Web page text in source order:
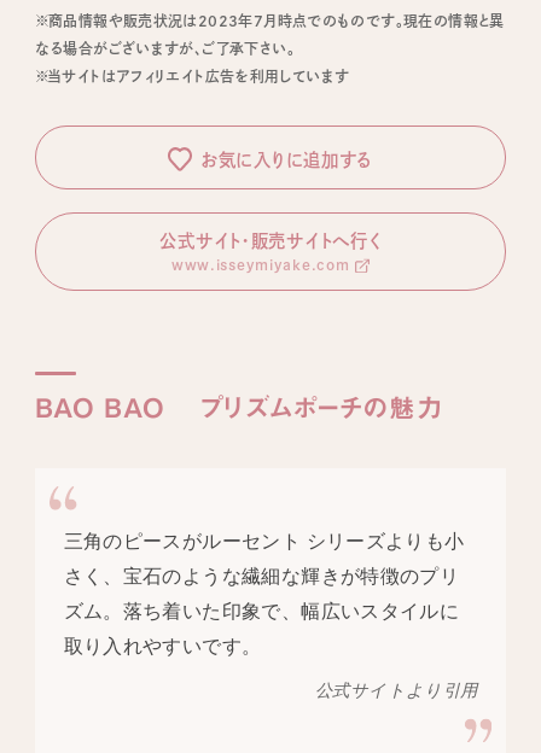
※商品情報や販売状況は2023年7月時点でのものです。現在の情報と異
なる場合がございますが、ご了承下さい。
※当サイトはアフィリエイト広告を利用しています
お気に入りに追加する
公式サイト・販売サイトへ行く
www.isseymiyake.com
BAO BAO プリズムポーチの魅力
三角のピースがルーセント シリーズよりも小
さく、宝石のような繊細な輝きが特徴のプリ
ズム。落ち着いた印象で、幅広いスタイルに
取り入れやすいです。
公式サイトより引用